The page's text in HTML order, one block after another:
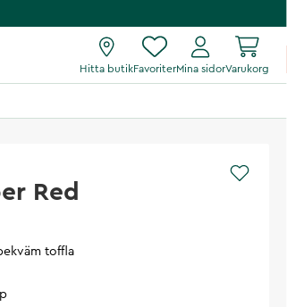
Hitta butikFavoriterMina sidorVarukorg
Red
toffla